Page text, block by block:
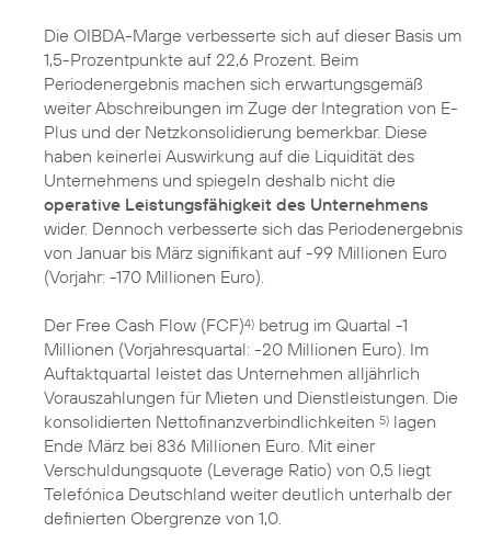
Die OIBDA-Marge verbesserte sich auf dieser Basis um
1,5-Prozentpunkte auf 22,6 Prozent. Beim
Periodenergebnis machen sich erwartungsgemäß
weiter Abschreibungen im Zuge der Integration von E-
Plus und der Netzkonsolidierung bemerkbar. Diese
haben keinerlei Auswirkung auf die Liquidität des
Unternehmens und spiegeln deshalb nicht die
operative Leistungsfähigkeit des Unternehmens
wider. Dennoch verbesserte sich das Periodenergebnis
von Januar bis März signifikant auf -99 Millionen Euro
(Vorjahr: -170 Millionen Euro).
Der Free Cash Flow (FCF)4) betrug im Quartal -1
Millionen (Vorjahresquartal: -20 Millionen Euro). Im
Auftaktquartal leistet das Unternehmen alljährlich
Vorauszahlungen für Mieten und Dienstleistungen. Die
konsolidierten Nettofinanzverbindlichkeiten 5) lagen
Ende März bei 836 Millionen Euro. Mit einer
Verschuldungsquote (Leverage Ratio) von 0,5 liegt
Telefónica Deutschland weiter deutlich unterhalb der
definierten Obergrenze von 1,0.